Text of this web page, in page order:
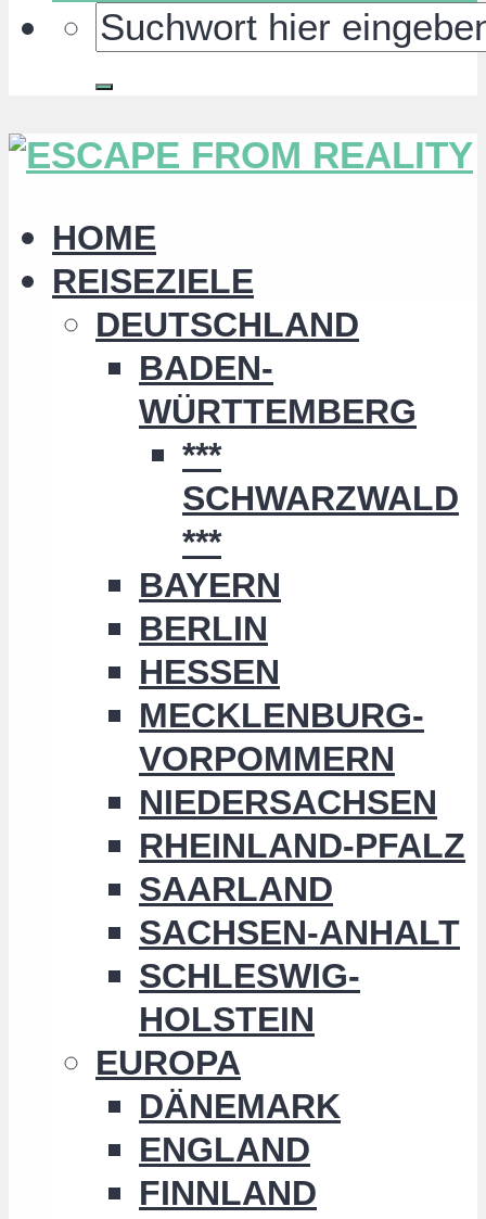
HOME
REISEZIELE
DEUTSCHLAND
BADEN-
WÜRTTEMBERG
***
SCHWARZWALD
***
BAYERN
BERLIN
HESSEN
MECKLENBURG-
VORPOMMERN
NIEDERSACHSEN
RHEINLAND-PFALZ
SAARLAND
SACHSEN-ANHALT
SCHLESWIG-
HOLSTEIN
EUROPA
DÄNEMARK
ENGLAND
FINNLAND